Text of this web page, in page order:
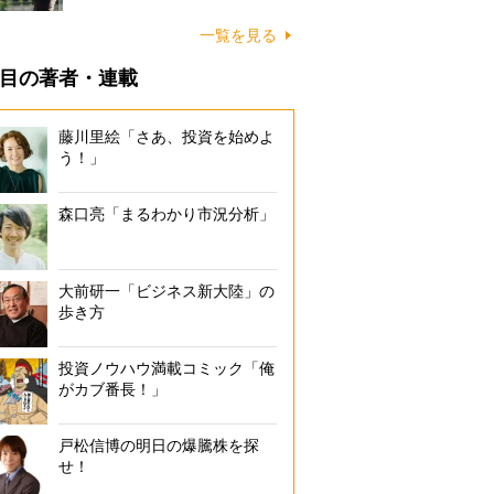
一覧を見る
の著者・連載
藤川里絵「さあ、投資を始めよ
う！」
森口亮「まるわかり市況分析」
大前研一「ビジネス新大陸」の
歩き方
投資ノウハウ満載コミック「俺
がカブ番長！」
戸松信博の明日の爆騰株を探
せ！